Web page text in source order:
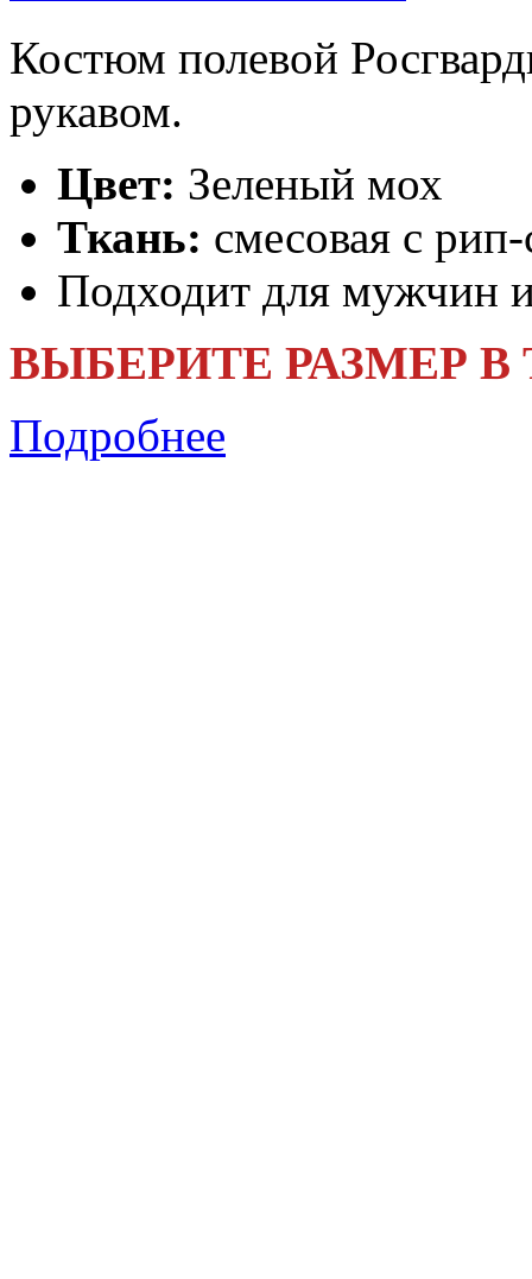
Костюм полевой
рукавом.
Цвет: Зеленый мох
Ткань: смесовая с
Подходит для мужчин
ВЫБЕРИТЕ РАЗМЕР В
Подробнее